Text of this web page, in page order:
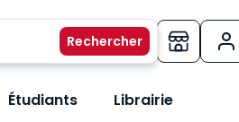
métiers
le sous-menu Vos besoins
Étudiants Librairie